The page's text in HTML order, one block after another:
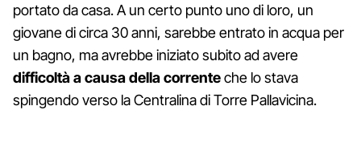
portato da casa. A un certo punto uno di loro, un
giovane di circa 30 anni, sarebbe entrato in acqua per
un bagno, ma avrebbe iniziato subito ad avere
difficoltà a causa della correnteche lo stava
spingendo verso la Centralina di Torre Pallavicina.